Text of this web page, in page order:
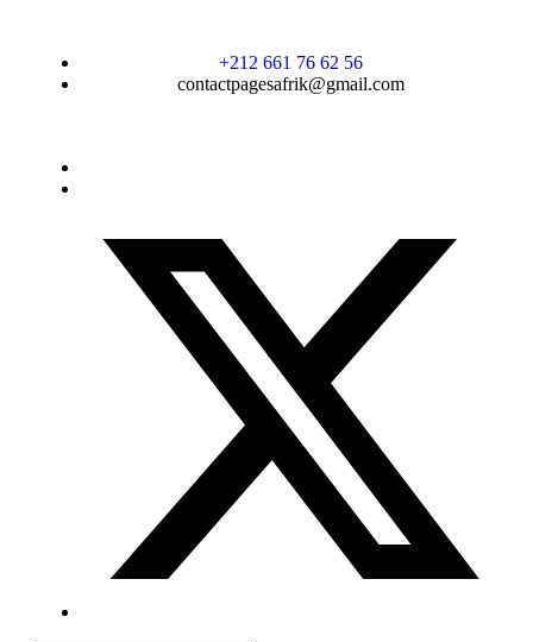
+212 661 76 62 56
contactpagesafrik@gmail.com